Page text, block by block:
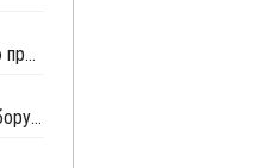
Казаньоргсинтез продолжает модернизацию производства этилена
ЗапСибНефтехим получит крупную партию оборудования в сентябре-ноябре